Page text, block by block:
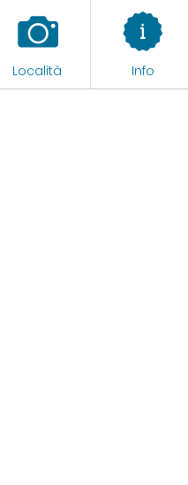
Località Info